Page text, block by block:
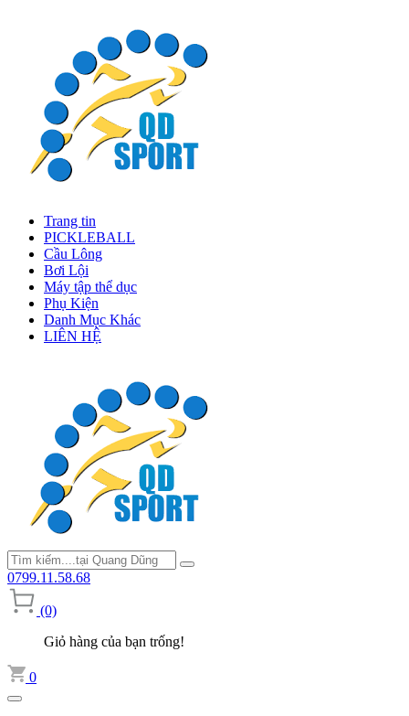
Trang tin
PICKLEBALL
Cầu Lông
Bơi Lội
Máy tập thể dục
Phụ Kiện
Danh Mục Khác
LIÊN HỆ
0799.11.58.68
(0)
Giỏ hàng của bạn trống!
0